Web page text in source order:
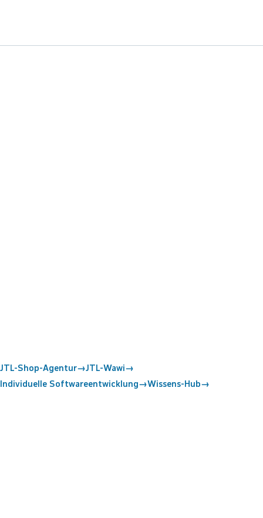
JTL-Shop-Agentur→JTL-Wawi→
Individuelle Softwareentwicklung→Wissens-Hub→